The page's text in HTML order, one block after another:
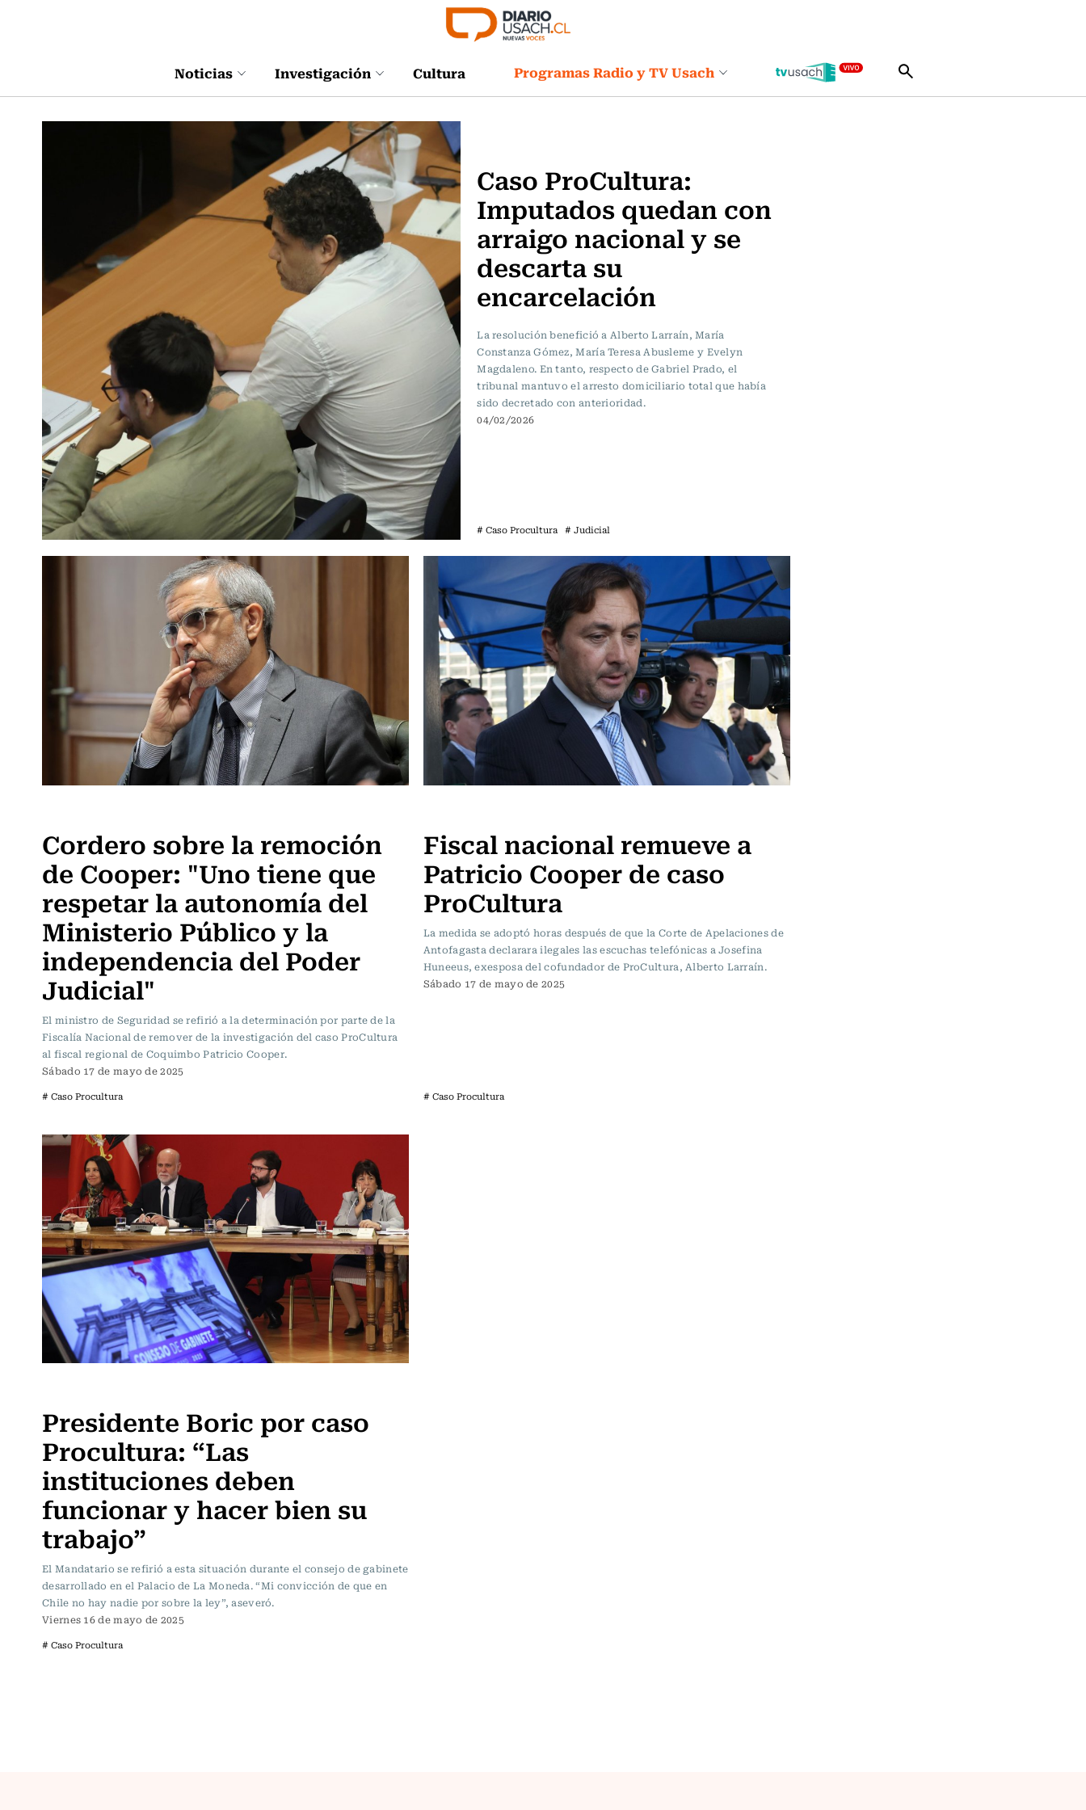
Noticias Investigación Cultura Programas Radio y TV Usach
Caso ProCultura:
Imputados quedan con
arraigo nacional y se
descarta su
encarcelación
La resolución benefició a Alberto Larraín, María
Constanza Gómez, María Teresa Abusleme y Evelyn
Magdaleno. En tanto, respecto de Gabriel Prado, el
tribunal mantuvo el arresto domiciliario total que había
sido decretado con anterioridad.
04/02/2026
# Caso Procultura # Judicial
Cordero sobre la remoción
de Cooper: "Uno tiene que
respetar la autonomía del
Ministerio Público y la
independencia del Poder
Judicial"
El ministro de Seguridad se refirió a la determinación por parte de la
Fiscalía Nacional de remover de la investigación del caso ProCultura
al fiscal regional de Coquimbo Patricio Cooper.
Sábado 17 de mayo de 2025
# Caso Procultura
Fiscal nacional remueve a
Patricio Cooper de caso
ProCultura
La medida se adoptó horas después de que la Corte de Apelaciones de
Antofagasta declarara ilegales las escuchas telefónicas a Josefina
Huneeus, exesposa del cofundador de ProCultura, Alberto Larraín.
Sábado 17 de mayo de 2025
# Caso Procultura
Presidente Boric por caso
Procultura: “Las
instituciones deben
funcionar y hacer bien su
trabajo”
El Mandatario se refirió a esta situación durante el consejo de gabinete
desarrollado en el Palacio de La Moneda. “Mi convicción de que en
Chile no hay nadie por sobre la ley”, aseveró.
Viernes 16 de mayo de 2025
# Caso Procultura